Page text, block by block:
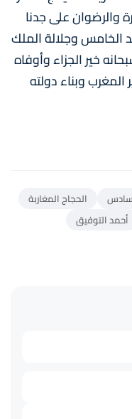
والرضوان على جدنا
الخامس وجلالة الملك
خير الجزاء وأوفاه
وبناء دولته
الحجاج المغاربة
أحمد التوفيق